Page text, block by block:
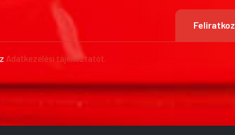
Adatkezelési tájékoztatót.